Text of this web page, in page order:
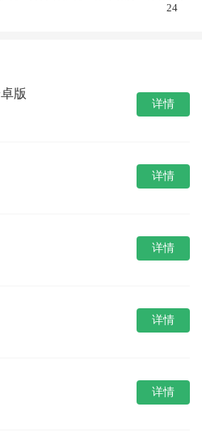
24
版
详情
详情
详情
详情
详情